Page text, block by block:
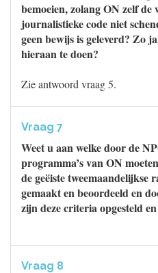
bemoeien, zolang ON zelf de
journalistieke code niet
geen bewijs is geleverd? Zo
hieraan te doen?
Zie antwoord vraag 5.
Vraag 7
Weet u aan welke door de
programma’s van ON
de geëiste tweemaandelijkse
gemaakt en beoordeeld en
zijn deze criteria opgesteld
Vraag 8